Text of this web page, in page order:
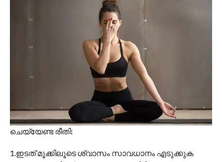
ചെയ്യേണ്ട രീതി:
1.ഇടത് മൂക്കിലൂടെ ശ്വാസം സാവധാനം എടുക്കുക